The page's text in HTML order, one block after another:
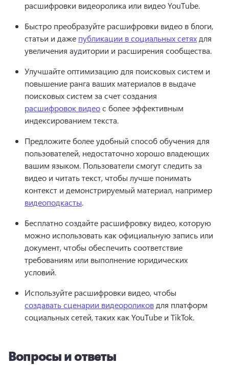
расшифровки видеоролика или видео YouTube.
Быстро преобразуйте расшифровки видео в блоги,
статьи и даже публикации в социальных сетях для
увеличения аудитории и расширения сообщества.
Улучшайте оптимизацию для поисковых систем и
повышение ранга ваших материалов в выдаче
поисковых систем за счет создания
расшифровок видео с более эффективным
индексированием текста.
Предложите более удобный способ обучения для
пользователей, недостаточно хорошо владеющих
вашим языком. Пользователи смогут следить за
видео и читать текст, чтобы лучше понимать
контекст и демонстрируемый материал, например
видеоподкасты.
Бесплатно создайте расшифровку видео, которую
можно использовать как официальную запись или
документ, чтобы обеспечить соответствие
требованиям или выполнение юридических
условий.
Используйте расшифровки видео, чтобы
создавать сценарии видеороликов для платформ
социальных сетей, таких как YouTube и TikTok.
Вопросы и ответы